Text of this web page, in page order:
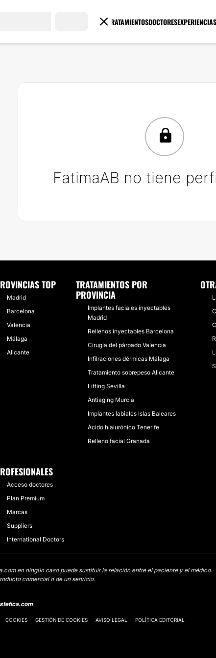
TRATAMIENTOSDOCTORES
FatimaAB no tiene
TOP
Madrid
Barcelona
Valencia
Málaga
Alicante
TRATAMIENTOS POR
PROVINCIA
Implantes faciales inyectables
Madrid
Rellenos inyectables Barcelona
Cirugía del párpado Valencia
Infilraciones dérmicas Málaga
Tratamiento sobrepeso Alicante
Lifting Sevilla
Antiaging Murcia
Implantes labiales Islas Baleares
Ácido hialurónico Tenerife
Relleno facial Granada
Acceso doctores
Plan Premium
Marcas
Suppliers
International Doctors
en ningún caso puede sustituir la relación entre el paciente y el médico.
comercial o de un servicio.
COOKIES GESTIÓN DE COOKIES AVISO LEGAL POLÍTICA EDITORIAL